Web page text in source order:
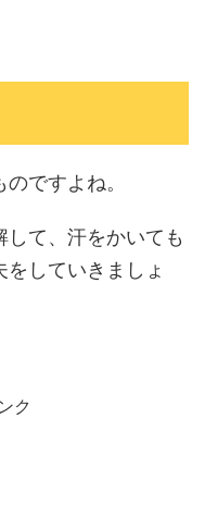
ですよね。
て、汗をかいても
していきましょ
ク